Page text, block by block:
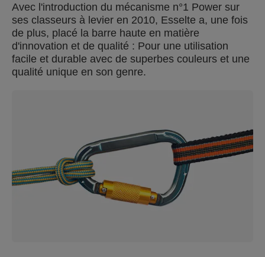
Avec l'introduction du mécanisme n°1 Power sur
ses classeurs à levier en 2010, Esselte a, une fois
de plus, placé la barre haute en matière
d'innovation et de qualité : Pour une utilisation
facile et durable avec de superbes couleurs et une
qualité unique en son genre.